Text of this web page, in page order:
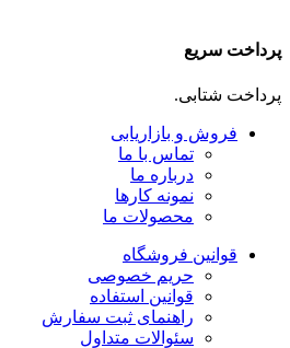
پرداخت سریع
پرداخت شتابی.
فروش و بازاریابی
تماس با ما
درباره ما
نمونه کارها
محصولات ما
قوانین فروشگاه
حریم خصوصی
قوانین استفاده
راهنمای ثبت سفارش
سئوالات متداول